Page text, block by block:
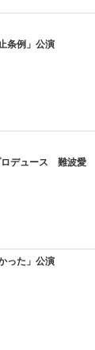
条例」公演
ロデュース 難波愛
った」公演